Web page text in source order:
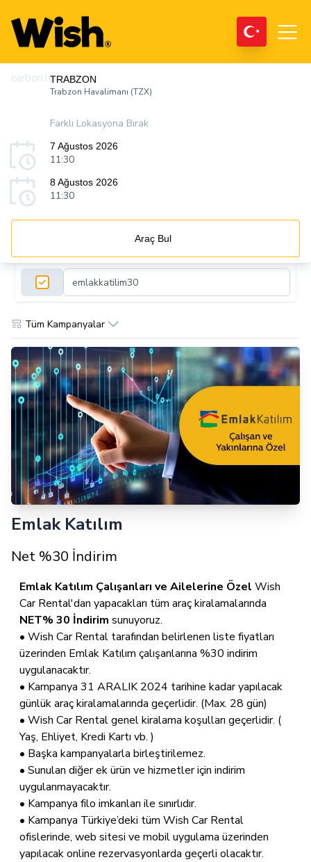
carbon:location
TRABZON
Trabzon Havalimanı (TZX)
Farklı Lokasyona Bırak
7 Ağustos 2026
11:30
8 Ağustos 2026
11:30
Araç Bul
Tüm Kampanyalar
Emlak Katılım
Net %30 İndirim
Emlak Katılım Çalışanları ve Ailelerine Özel Wish
Car Rental'dan yapacakları tüm araç kiralamalarında
NET% 30 İndirim sunuyoruz.
• Wish Car Rental tarafından belirlenen liste fiyatları
üzerinden Emlak Katılım çalışanlarına %30 indirim
uygulanacaktır.
• Kampanya 31 ARALIK 2024 tarihine kadar yapılacak
günlük araç kiralamalarında geçerlidir. (Max. 28 gün)
• Wish Car Rental genel kiralama koşulları geçerlidir. (
Yaş, Ehliyet, Kredi Kartı vb. )
• Başka kampanyalarla birleştirilemez.
• Sunulan diğer ek ürün ve hizmetler için indirim
uygulanmayacaktır.
• Kampanya filo imkanları ile sınırlıdır.
• Kampanya Türkiye’deki tüm Wish Car Rental
ofislerinde, web sitesi ve mobil uygulama üzerinden
yapılacak online rezervasyonlarda geçerli olacaktır.